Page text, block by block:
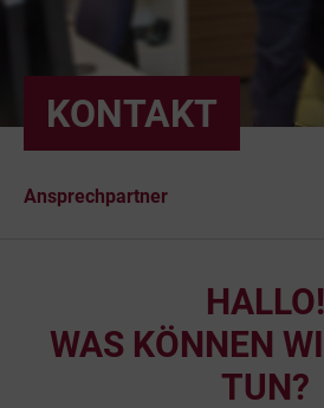
KONTAKT
Ansprechpartner
HALLO!
WAS KÖNNEN
TUN?